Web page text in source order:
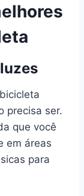
precisa ser.
que você
em áreas
para